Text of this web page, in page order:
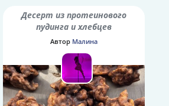
Десерт из протеинового
пудинга и хлебцев
Автор Малина